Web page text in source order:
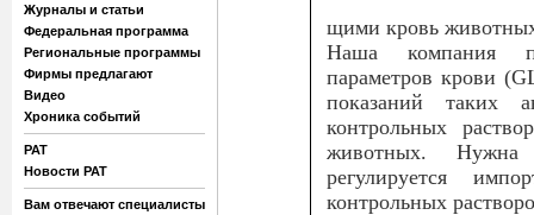
Журналы и статьи
Федеральная программа
Региональные программы
Фирмы предлагают
Видео
Хроника событий
РАТ
Новости РАТ
Вам отвечают специалисты
щими кровь
Наша компания
параметров крови
показаний таких
контрольных
животных.
регулируется
контрольных